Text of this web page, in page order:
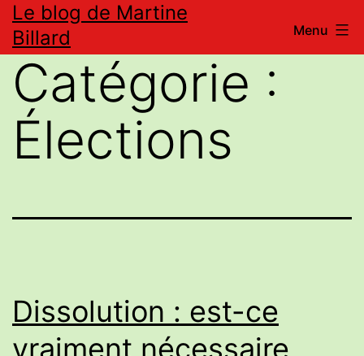
Aller
au
contenu
Le blog de Martine
Billard
Menu
Catégorie :
Élections
Dissolution : est-ce
vraiment nécessaire